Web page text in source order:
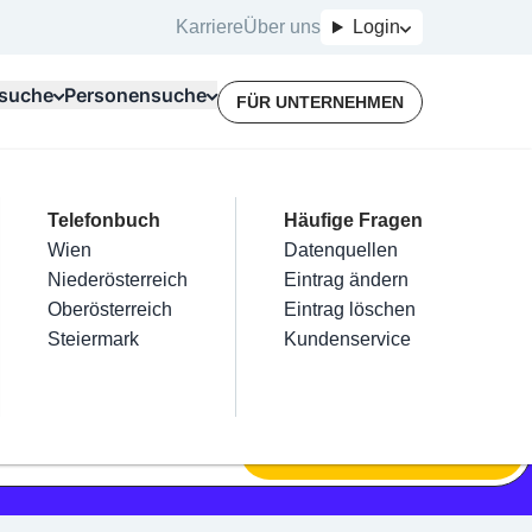
KarriereÜber uns Login
Kategorien
Friseur
Nägel
Haarentfernung
Make-Up
Für Unternehmer
Terminbuchung
Kostenlose Beratung
Top Branchen
Elektriker
Installateure
Maler & Lackierer
Branchen A-Z
Mein Firmeneintrag
Eintrag hinzufügen
Eintrag beanspruchen
Eintrag verwalten
Eintrag bewerben
Personensuche
Telefonbuch
Wien
Niederösterreich
Oberösterreich
Steiermark
Häufige Fragen
Datenquellen
Eintrag ändern
Eintrag löschen
Kundenservice
FÜR UNTERNEHMEN